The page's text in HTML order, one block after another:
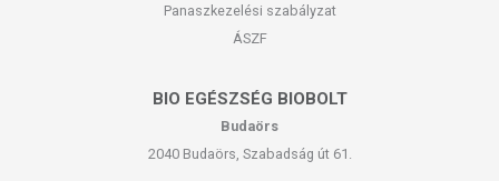
Panaszkezelési szabályzat
ÁSZF
BIO EGÉSZSÉG BIOBOLT
Budaörs
2040 Budaörs, Szabadság út 61.